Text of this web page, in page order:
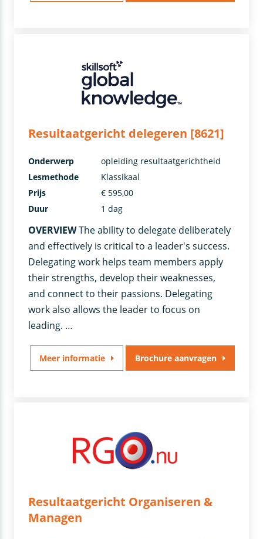
Resultaatgericht delegeren [8621]
OVERVIEWThe ability to delegate deliberately
and effectively is critical to a leader's success.
Delegating work helps team members apply
their strengths, develop their weaknesses,
and connect to their passions. Delegating
work also allows the leader to focus on
leading. …
Onderwerp
opleiding resultaatgerichtheid
Lesmethode
Klassikaal
Prijs
€ 595,00
Duur
1 dag
Meer informatie Brochure aanvragen
Resultaatgericht Organiseren &
Managen